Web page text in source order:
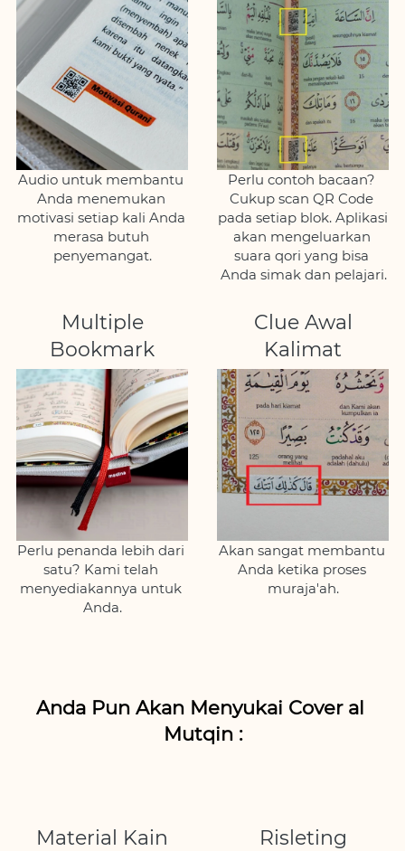
Audio untuk membantu
Anda menemukan
motivasi setiap kali Anda
merasa butuh
penyemangat.
Perlu contoh bacaan?
Cukup scan QR Code
pada setiap blok. Aplikasi
akan mengeluarkan
suara qori yang bisa
Anda simak dan pelajari.
Multiple
Bookmark
Perlu penanda lebih dari
satu? Kami telah
menyediakannya untuk
Anda.
Clue Awal
Kalimat
Akan sangat membantu
Anda ketika proses
muraja'ah.
Anda Pun Akan Menyukai Cover al
Mutqin :
Material Kain
Risleting